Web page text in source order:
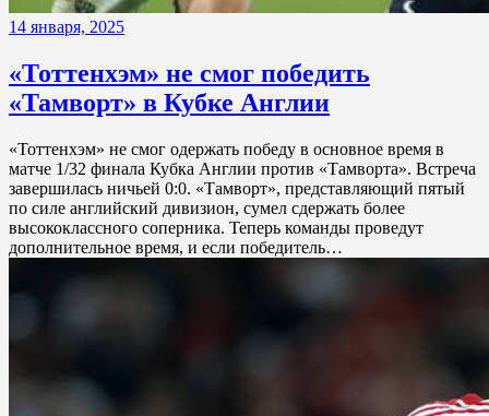
14 января, 2025
«Тоттенхэм» не смог победить
«Тамворт» в Кубке Англии
«Тоттенхэм» не смог одержать победу в основное время в
матче 1/32 финала Кубка Англии против «Тамворта». Встреча
завершилась ничьей 0:0. «Тамворт», представляющий пятый
по силе английский дивизион, сумел сдержать более
высококлассного соперника. Теперь команды проведут
дополнительное время, и если победитель…